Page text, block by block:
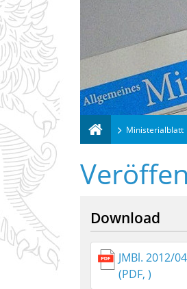
Ministerialblatt
Download
JMBl. 2012/
(PDF, )